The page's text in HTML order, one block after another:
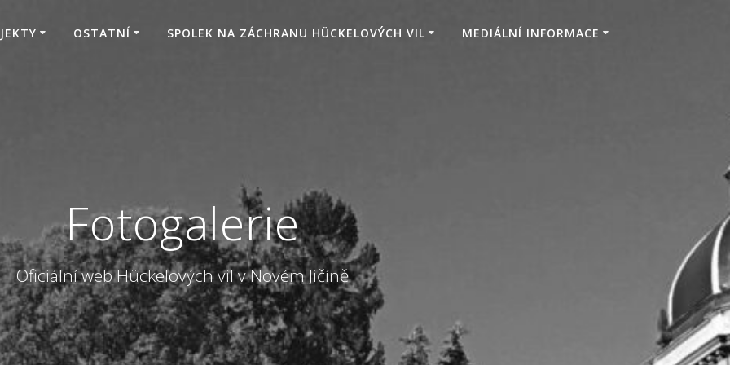
OSTATNÍ SPOLEK NA ZÁCHRANU HÜCKELOVÝCH VIL MEDIÁLNÍ INFORMACE
Fotogalerie
Oficiální web Hückelových vil v Novém Jičíně